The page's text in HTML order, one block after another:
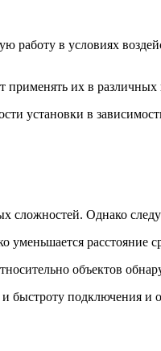
в условиях
их в различных
установки в
сложностей. Однако
уменьшается расстояние
объектов
и быстроту подключения и